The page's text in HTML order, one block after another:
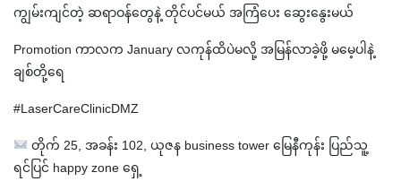
ကျွမ်းကျင်တဲ့ ဆရာဝန်တွေနဲ့ တိုင်ပင်မယ် အကြံပေး ဆွေးနွေးမယ်
Promotion ကာလက January လကုန်ထိပဲမလို့ အမြန်လာခဲ့ဖို့ မမေ့ပါနဲ့
ချစ်တို့ရေ
#LaserCareClinicDMZ
တိုက် 25, အခန်း 102, ယုဇန business tower မြေနီကုန်း ပြည်သူ့
ရင်ပြင် happy zone ရှေ့